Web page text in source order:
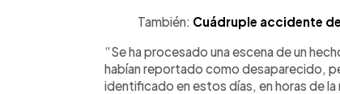
También: Cuádruple accidente
“Se ha procesado una escena de un
habían reportado como desaparecido,
identificado en estos días, en horas de